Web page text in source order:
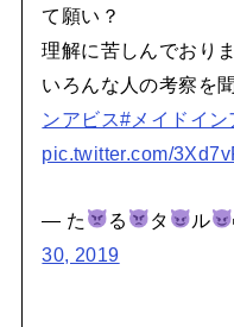
て願い？
理解に苦しんでおり
いろんな人の考察を
ンアビス#メイドイン
pic.twitter.com/
— た る タ ル
30, 2019